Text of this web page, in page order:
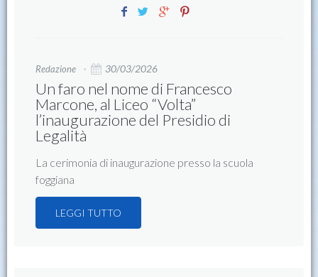
Redazione 30/03/2026
Un faro nel nome di Francesco
Marcone, al Liceo “Volta”
l’inaugurazione del Presidio di
Legalità
La cerimonia di inaugurazione presso la scuola
foggiana
LEGGI TUTTO